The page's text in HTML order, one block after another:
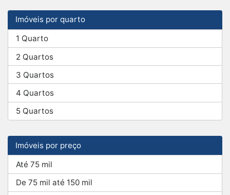
Imóveis por quarto
1 Quarto
2 Quartos
3 Quartos
4 Quartos
5 Quartos
Imóveis por preço
Até 75 mil
De 75 mil até 150 mil